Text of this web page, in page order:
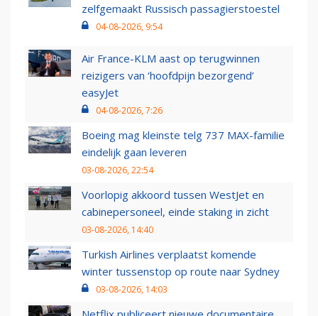
zelfgemaakt Russisch passagierstoestel
04-08-2026, 9:54
Air France-KLM aast op terugwinnen
reizigers van ‘hoofdpijn bezorgend’
easyJet
04-08-2026, 7:26
Boeing mag kleinste telg 737 MAX-familie
eindelijk gaan leveren
03-08-2026, 22:54
Voorlopig akkoord tussen WestJet en
cabinepersoneel, einde staking in zicht
03-08-2026, 14:40
Turkish Airlines verplaatst komende
winter tussenstop op route naar Sydney
03-08-2026, 14:03